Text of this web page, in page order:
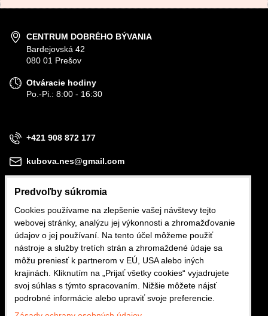
CENTRUM DOBRÉHO BÝVANIA
Bardejovská 42
080 01 Prešov
Otváracie hodiny
Po.-Pi.: 8:00 - 16:30
+421 908 872 177
kubova.nes@gmail.com
Obchodné podmienky
Reklamačné podmienky
Ochrana osobných údajov
Predvoľby súkromia
Cookies používame na zlepšenie vašej návštevy tejto
webovej stránky, analýzu jej výkonnosti a zhromažďovanie
údajov o jej používaní. Na tento účel môžeme použiť
nástroje a služby tretích strán a zhromaždené údaje sa
môžu preniesť k partnerom v EÚ, USA alebo iných
krajinách. Kliknutím na „Prijať všetky cookies“ vyjadrujete
svoj súhlas s týmto spracovaním. Nižšie môžete nájsť
podrobné informácie alebo upraviť svoje preferencie.